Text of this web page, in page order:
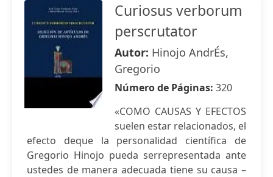
Curiosus verborum
perscrutator
Autor: Hinojo AndrÉs,
Gregorio
Número de Páginas: 320
«COMO CAUSAS Y EFECTOS
suelen estar relacionados, el
efecto deque la personalidad científica de
Gregorio Hinojo pueda serrepresentada ante
ustedes de manera adecuada tiene su causa –